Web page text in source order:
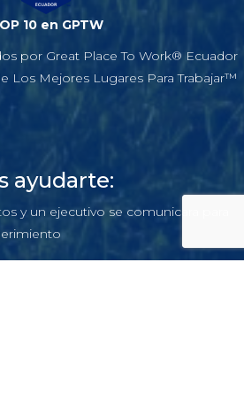
10 en GPTW
por Great Place To Work® Ecuador
Los Mejores Lugares Para Trabajar™
ayudarte:
y un ejecutivo se comunicara para